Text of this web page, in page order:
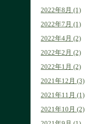
2022年8月 (1)
2022年7月 (1)
2022年4月 (2)
2022年2月 (2)
2022年1月 (2)
2021年12月 (3)
2021年11月 (1)
2021年10月 (2)